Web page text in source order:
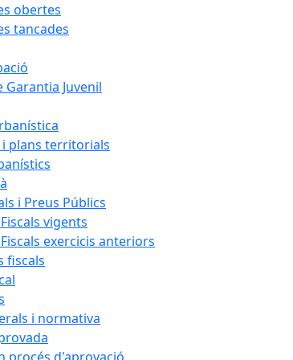
obertes
tancades
Juvenil
plans territorials
i Preus Públics
vigents
exercicis anteriors
fiscals
i normativa